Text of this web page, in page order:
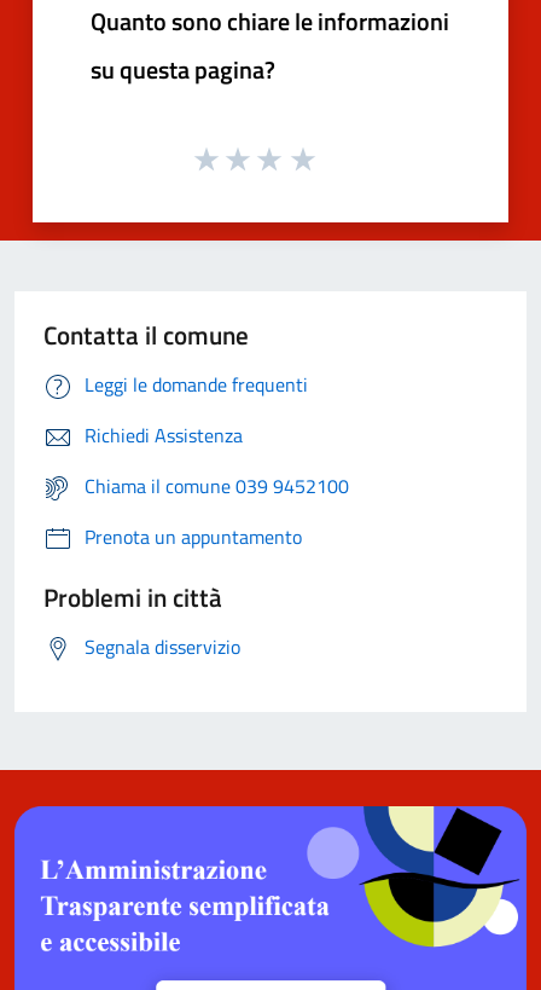
Quanto sono chiare le informazioni
su questa pagina?
Contatta il comune
Leggi le domande frequenti
Richiedi Assistenza
Chiama il comune 039 9452100
Prenota un appuntamento
Problemi in città
Segnala disservizio